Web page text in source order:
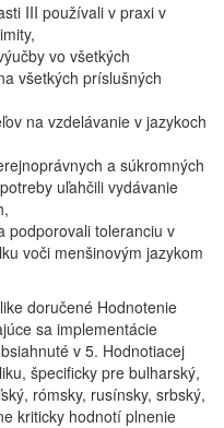
III používali v praxi v
vo všetkých
všetkých príslušných
na vzdelávanie v jazykoch
a súkromných
uľahčili vydávanie
podporovali toleranciu v
voči menšinovým jazykom
doručené Hodnotenie
sa implementácie
v 5. Hodnotiacej
špecificky pre bulharský,
rómsky, rusínsky, srbský,
kriticky hodnotí plnenie